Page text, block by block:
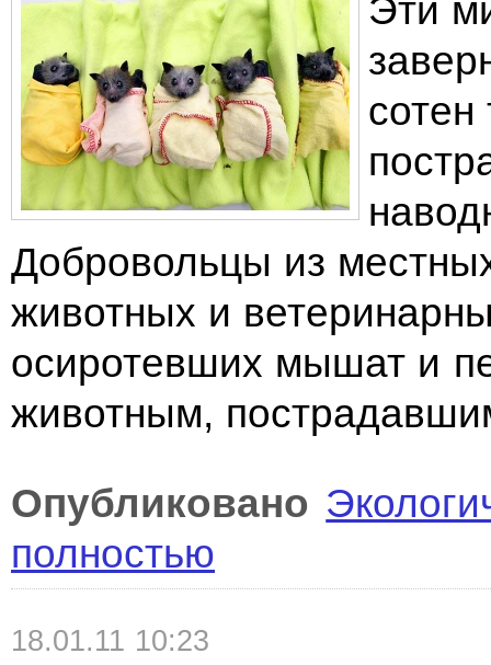
Эти
Добровольцы из
животных и
осиротевших мышат и
животным,
Опубликовано
полностью
18.01.11 10:23